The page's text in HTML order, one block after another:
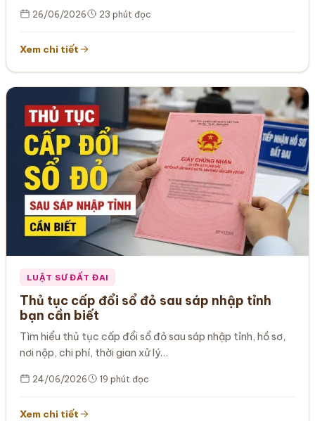
26/06/2026 23 phút đọc
Xem chi tiết
LUẬT SƯ ĐẤT ĐAI
Thủ tục cấp đổi sổ đỏ sau sáp nhập tỉnh
bạn cần biết
Tìm hiểu thủ tục cấp đổi sổ đỏ sau sáp nhập tỉnh, hồ sơ,
nơi nộp, chi phí, thời gian xử lý…
24/06/2026 19 phút đọc
Xem chi tiết